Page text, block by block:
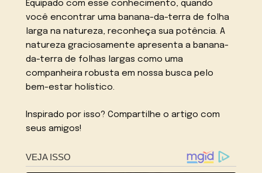
Equipado com esse conhecimento, quando
você encontrar uma banana-da-terra de folha
larga na natureza, reconheça sua potência. A
natureza graciosamente apresenta a banana-
da-terra de folhas largas como uma
companheira robusta em nossa busca pelo
bem-estar holístico.
Inspirado por isso? Compartilhe o artigo com
seus amigos!